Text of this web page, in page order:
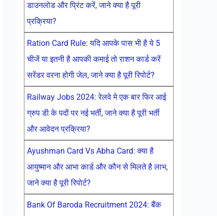
डाउनलोड और प्रिंट करें, जाने क्या है पूरी
प्रक्रिया?
Ration Card Rule: यदि आपके पास भी है ये 5
चीजें या इतनी है आपकी कमाई तो राशन कार्ड करें
सरेंडर वरना होगी जेल, जाने क्या है पूरी रिपोर्ट?
Railway Jobs 2024: रेलवे मे एक बार फिर आई
ग्रुप डी के पदों पर नई भर्ती, जाने क्या है पूरी भर्ती
और आवेदन प्रक्रिया?
Ayushman Card Vs Abha Card: क्या है
आयुष्मान और आभा कार्ड और कौन से मिलते है लाभ,
जाने क्या है पूरी रिपोर्ट?
Bank Of Baroda Recruitment 2024: बैंक